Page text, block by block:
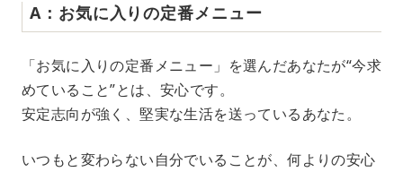
A：お気に入りの定番メニュー
「お気に入りの定番メニュー」を選んだあなたが“今求
めていること”とは、安心です。
安定志向が強く、堅実な生活を送っているあなた。
いつもと変わらない自分でいることが、何よりの安心